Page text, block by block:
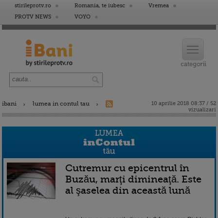
stirileprotv.ro Romania, te iubesc
Vremea
PROTV NEWS
VOYO
ibani lumea in contul tau
10 aprilie 2018 08:37 / 52
vizualizari
Cutremur cu epicentrul în
Buzău, marţi dimineaţă. Este
al şaselea din această lună